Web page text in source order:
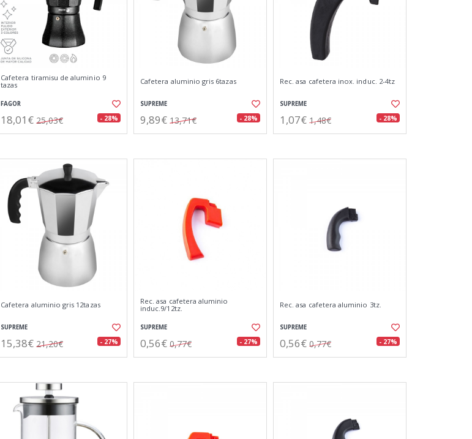
Cafetera tiramisu de aluminio 9
tazas
FAGOR
18,01€ 25,03€ - 28%
Cafetera aluminio gris 6tazas
SUPREME
9,89€ 13,71€ - 28%
Rec. asa cafetera inox. induc. 2-4tz
SUPREME
1,07€ 1,48€ - 28%
Cafetera aluminio gris 12tazas
SUPREME
15,38€ 21,20€ - 27%
Rec. asa cafetera aluminio
induc.9/12tz.
SUPREME
0,56€ 0,77€ - 27%
Rec. asa cafetera aluminio 3tz.
SUPREME
0,56€ 0,77€ - 27%